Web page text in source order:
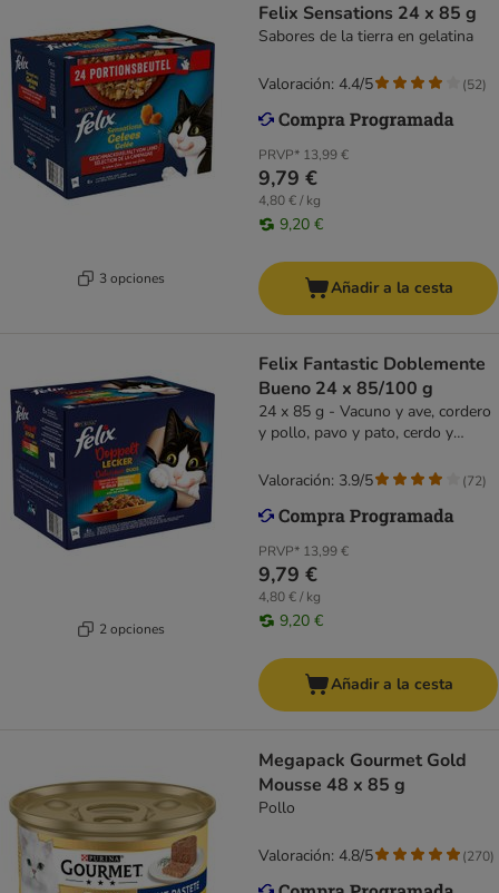
3 opciones
Felix Sensations 24 x 85 g
Sabores de la tierra en gelatina
PRVP* 13,99 €
9,79 €
4,80 € / kg
9,20 €
Valoración: 4.4/5 (52)
Añadir a la cesta
2 opciones
Felix Fantastic Doblemente
Bueno 24 x 85/100 g
24 x 85 g - Vacuno y ave, cordero
y pollo, pavo y pato, cerdo y
PRVP* 13,99 €
9,79 €
4,80 € / kg
9,20 €
Valoración: 3.9/5 (72)
Añadir a la cesta
Megapack Gourmet Gold
Mousse 48 x 85 g
Pollo
Valoración: 4.8/5 (270)